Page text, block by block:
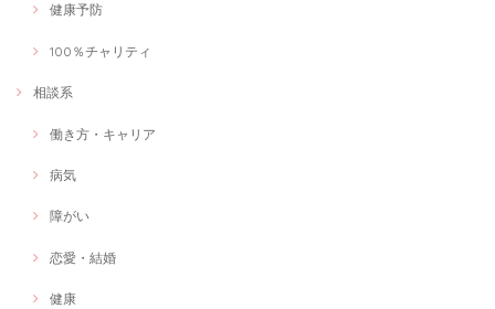
健康予防
100％チャリティ
相談系
働き方・キャリア
病気
障がい
恋愛・結婚
健康